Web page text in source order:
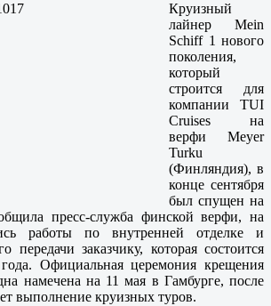
Круизный
лайнер Mein
Schiff 1 нового
поколения,
который
строится для
компании TUI
Cruises на
верфи Meyer
Turku
(Финляндия), в
конце сентября
был спущен на
пресс-служба финской верфи, на
работы по внутренней отделке и
передачи заказчику, которая состоится
Официальная церемония крещения
намечена на 11 мая в Гамбурге, после
выполнение круизных туров.